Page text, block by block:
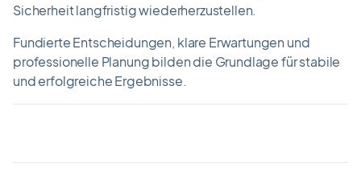
Sicherheit langfristig wiederherzustellen.
Fundierte Entscheidungen, klare Erwartungen und
professionelle Planung bilden die Grundlage für stabile
und erfolgreiche Ergebnisse.